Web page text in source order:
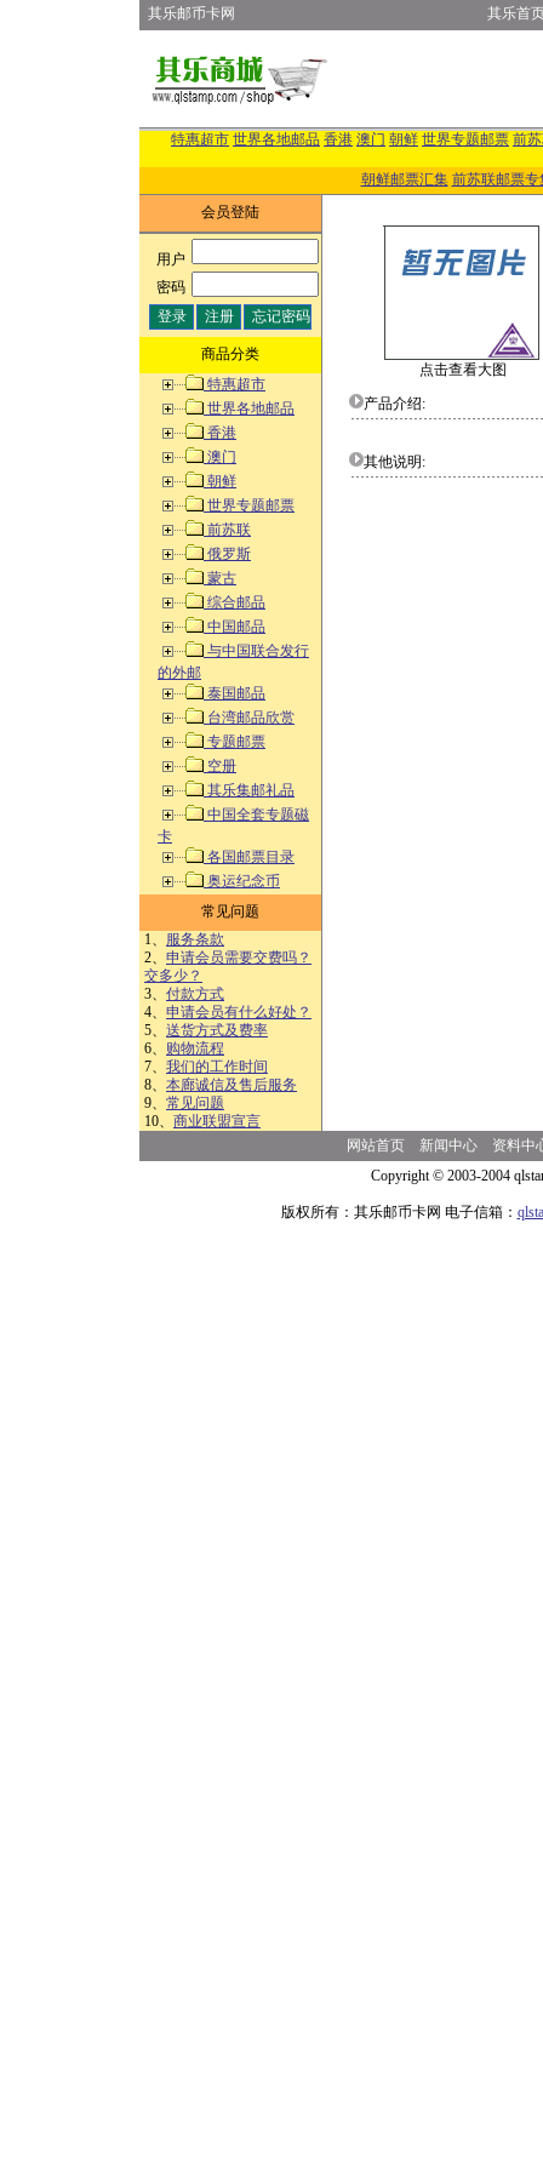
其乐邮币卡网 其乐首
特惠超市 世界各地邮品 香港 澳门 朝鲜 世界专题邮票 前
朝鲜邮票汇集 前苏联邮票专
会员登陆
用户:
密码:
商品分类
特惠超市
世界各地邮品
香港
澳门
朝鲜
世界专题邮票
前苏联
俄罗斯
蒙古
综合邮品
中国邮品
与中国联合发行
的外邮
泰国邮品
台湾邮品欣赏
专题邮票
空册
其乐集邮礼品
中国全套专题磁
卡
各国邮票目录
奥运纪念币
常见问题
1、 服务条款
2、 申请会员需要交费吗？
交多少？
3、 付款方式
4、 申请会员有什么好处？
5、 送货方式及费率
6、 购物流程
7、 我们的工作时间
8、 本廊诚信及售后服务
9、 常见问题
10、 商业联盟宣言
点击查看大图
产品介绍:
其他说明:
网站首页 新闻中心
资料中
Copyright © 2003-2004
版权所有：其乐邮币卡网 电子信箱：